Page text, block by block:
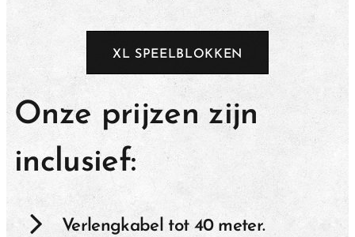
XL SPEELBLOKKEN
Onze prijzen zijn
inclusief:
Verlengkabel tot 40 meter.